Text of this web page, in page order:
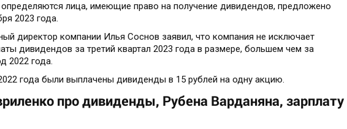
лица, имеющие право на получение дивидендов, предложено
2023 года.
директор компании Илья Соснов заявил, что компания не исключает
дивидендов за третий квартал 2023 года в размере, большем чем за
2022 года.
года были выплачены дивиденды в 15 рублей на одну акцию.
про дивиденды, Рубена Варданяна, зарплату